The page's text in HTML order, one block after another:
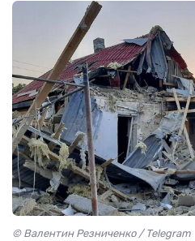
© Валентин Резниченко / Telegram